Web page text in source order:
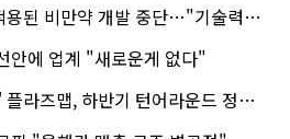
비만약 개발 중단…"기술력 문제 아냐"
안에 업계 "새로운게 없다"
라즈맵, 하반기 턴어라운드 정조준